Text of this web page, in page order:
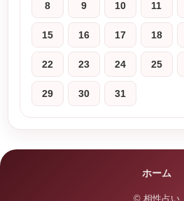
8 9 10 11
15 16 17 18
22 23 24 25
29 30 31
ホーム
© 相性占い